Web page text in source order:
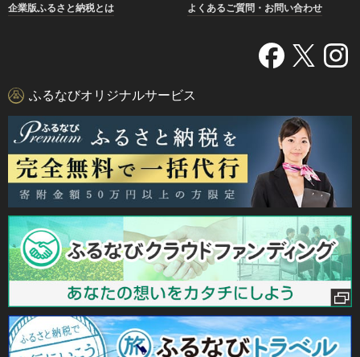
企業版ふるさと納税とは
よくあるご質問・お問い合わせ
ふるなびオリジナルサービス